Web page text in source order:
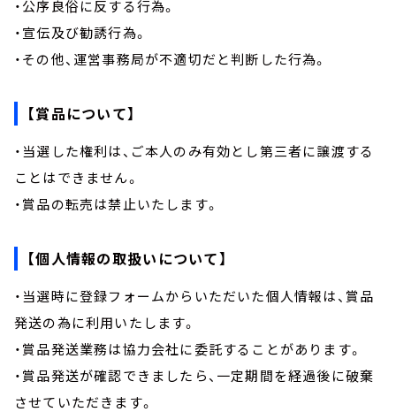
・公序良俗に反する行為。
・宣伝及び勧誘行為。
・その他、運営事務局が不適切だと判断した行為。
【賞品について】
・当選した権利は、ご本人のみ有効とし第三者に譲渡する
ことはできません。
・賞品の転売は禁止いたします。
【個人情報の取扱いについて】
・当選時に登録フォームからいただいた個人情報は、賞品
発送の為に利用いたします。
・賞品発送業務は協力会社に委託することがあります。
・賞品発送が確認できましたら、一定期間を経過後に破棄
させていただきます。